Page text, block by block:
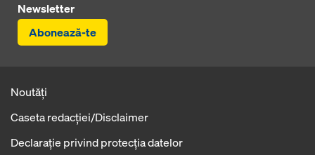
Newsletter
Abonează-te
Noutăți
Caseta redacţiei/Disclaimer
Declaraţie privind protecţia datelor